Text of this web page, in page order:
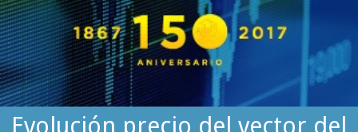
Evolución precio del vector del